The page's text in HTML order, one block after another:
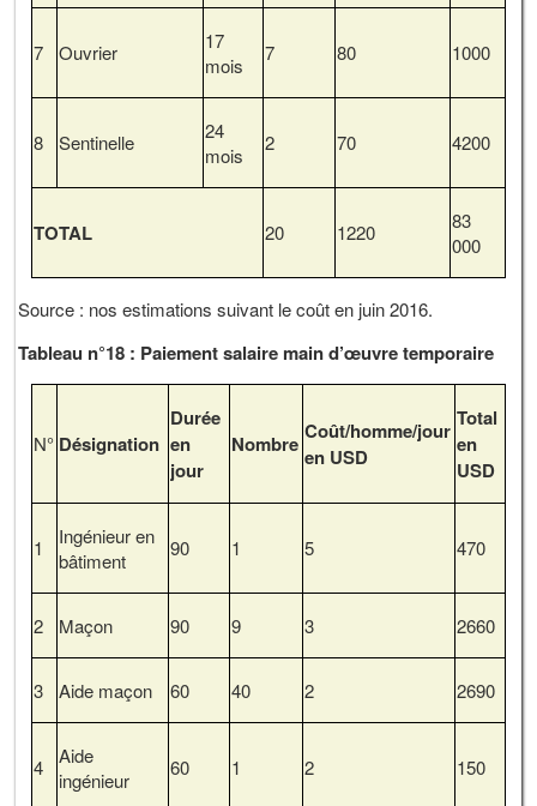
7 Ouvrier
17
mois
7 80 1000
8 Sentinelle
24
mois
2 70 4200
TOTAL 20 1220
83
000
Source : nos estimations suivant le coût en juin 2016.
Tableau n°18 : Paiement salaire main d’œuvre temporaire
N° Désignation
Durée
en
jour
Nombre Coût/homme/jour
en USD
Total
en
USD
1
Ingénieur en
bâtiment
90 1 5 470
2 Maçon 90 9 3 2660
3 Aide maçon 60 40 2 2690
4
Aide
ingénieur
60 1 2 150